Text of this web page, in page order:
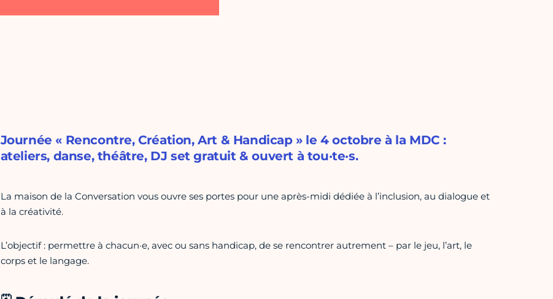
Journée « Rencontre, Création, Art & Handicap » le 4 octobre à la MDC :
ateliers, danse, théâtre, DJ set gratuit & ouvert à tou·te·s.
La maison de la Conversation vous ouvre ses portes pour une après-midi dédiée à l’inclusion, au dialogue et
à la créativité.
L’objectif : permettre à chacun·e, avec ou sans handicap, de se rencontrer autrement – par le jeu, l’art, le
corps et le langage.